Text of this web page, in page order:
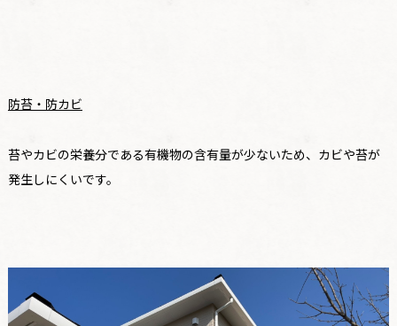
防苔・防カビ
苔やカビの栄養分である有機物の含有量が少ないため、カビや苔が
発生しにくいです。